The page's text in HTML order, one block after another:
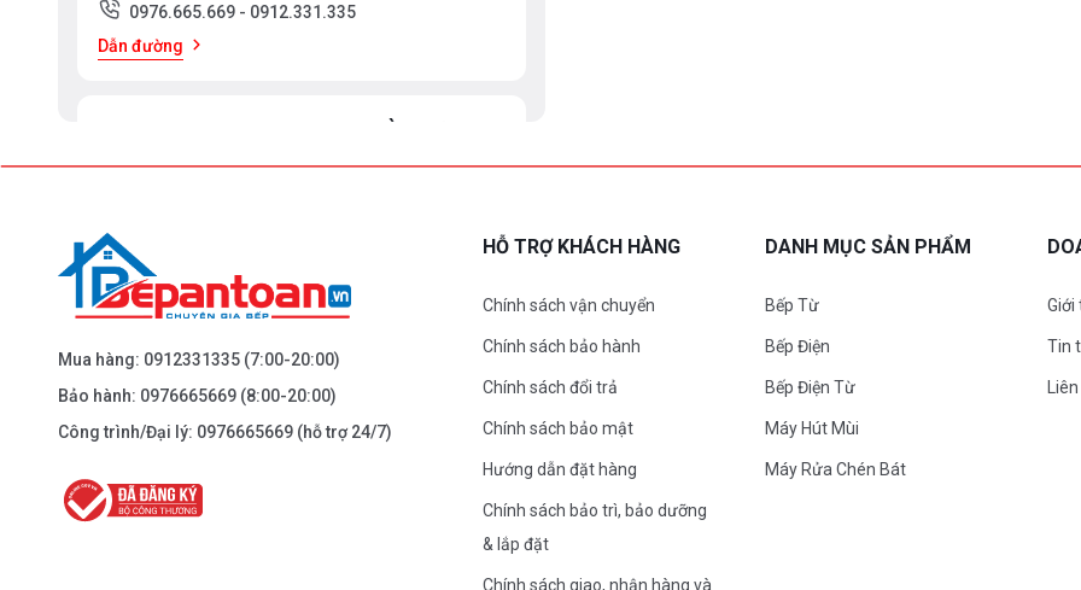
0976.665.669 - 0912.331.335
Dẫn đường
BEPANTOAN.VN - ĐẠI LA - HAI BÀ TRƯNG -
Dẫn đường
BEPANTOAN.VN - NGUYỄN TRÃI - THANH
Dẫn đường
Mua hàng: 0912331335 (7:00-20:00)
Bảo hành: 0976665669 (8:00-20:00)
Công trình/Đại lý: 0976665669 (hỗ trợ 24/7)
HỖ TRỢ KHÁCH HÀNG
Chính sách vận chuyển
Chính sách bảo hành
Chính sách đổi trả
Chính sách bảo mật
Hướng dẫn đặt hàng
Chính sách bảo trì, bảo dưỡng
& lắp đặt
Chính sách giao, nhận hàng và
DANH MỤC SẢN PHẨM
Bếp Từ
Bếp Điện
Bếp Điện Từ
Máy Hút Mùi
Máy Rửa Chén Bát
Giới
Tin